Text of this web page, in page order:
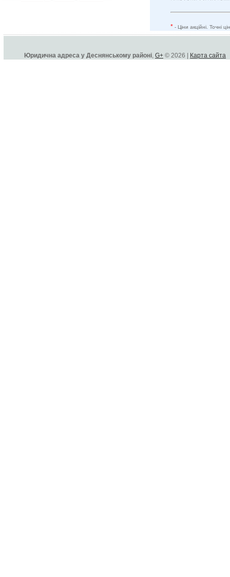
* - Ціни акційні. Точні
Юридична адреса у Деснянському районі, G+ © 2026 | Карта сайта